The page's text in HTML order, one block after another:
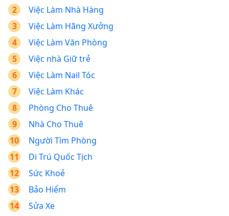
Việc Làm Nhà Hàng
Việc Làm Hãng Xưởng
Việc Làm Văn Phòng
Việc nhà Giữ trẻ
Việc Làm Nail Tóc
Việc Làm Khác
Phòng Cho Thuê
Nhà Cho Thuê
Người Tìm Phòng
Di Trú Quốc Tịch
Sức Khoẻ
Bảo Hiểm
Sửa Xe